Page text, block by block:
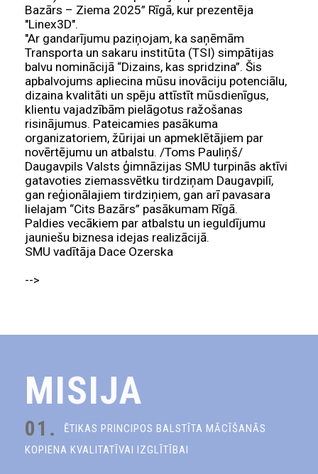
Bazārs – Ziema 2025” Rīgā, kur prezentēja
"Linex3D".
"Ar gandarījumu paziņojam, ka saņēmām
Transporta un sakaru institūta (TSI) simpātijas
balvu nominācijā “Dizains, kas spridzina”. Šis
apbalvojums apliecina mūsu inovāciju potenciālu,
dizaina kvalitāti un spēju attīstīt mūsdienīgus,
klientu vajadzībām pielāgotus ražošanas
risinājumus. Pateicamies pasākuma
organizatoriem, žūrijai un apmeklētājiem par
novērtējumu un atbalstu. /Toms Pauliņš/
Daugavpils Valsts ģimnāzijas SMU turpinās aktīvi
gatavoties ziemassvētku tirdziņam Daugavpilī,
gan reģionālajiem tirdziņiem, gan arī pavasara
lielajam “Cits Bazārs” pasākumam Rīgā.
Paldies vecākiem par atbalstu un ieguldījumu
jauniešu biznesa idejas realizācijā.
SMU vadītāja Dace Ozerska
-->
MISIJA
01.
ĒTIKAS PRINCIPOS BALSTĪTA MĀCĪŠANĀS
KOPIENA KVALITATĪVAI IZGLĪTĪBAI